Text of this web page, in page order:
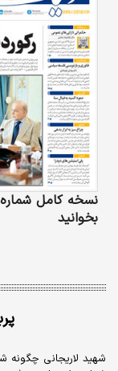
نسخه کامل شماره
بخوانید
شهید لاریجانی چگونه